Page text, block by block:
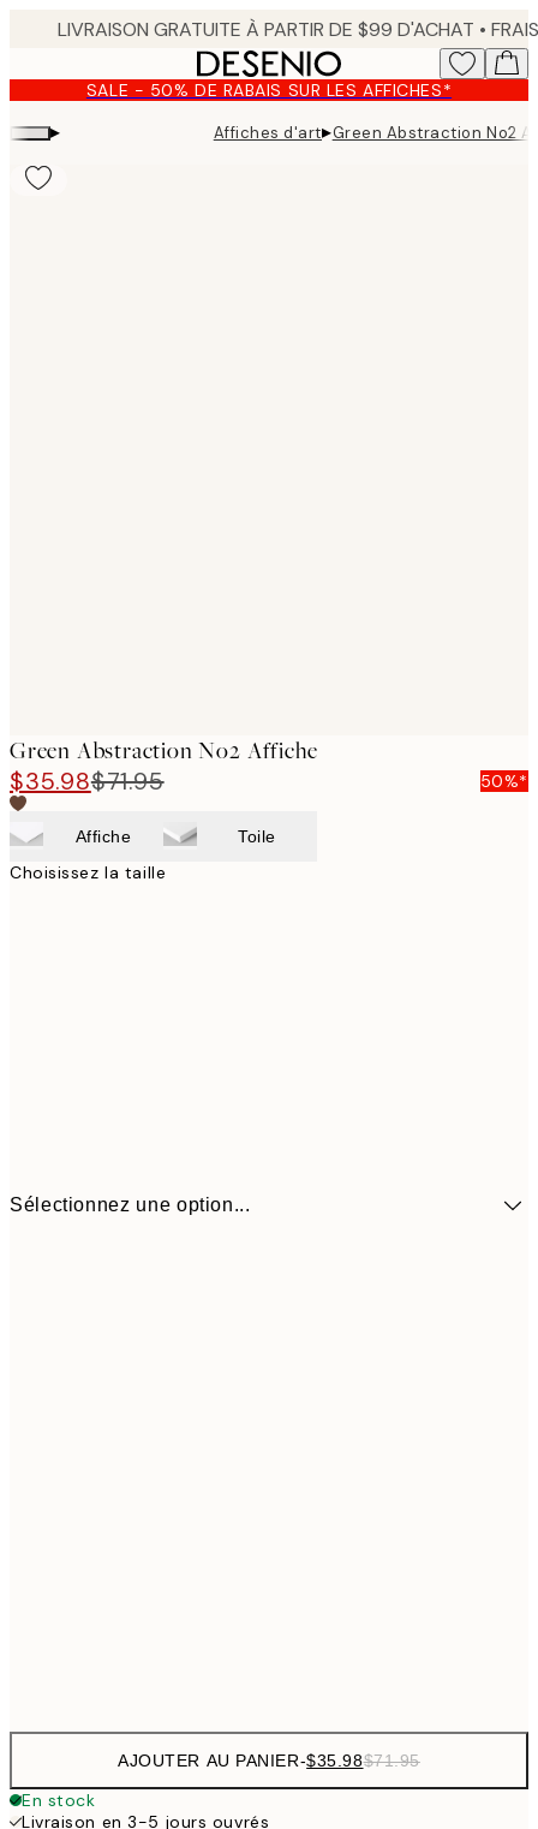
content.SALE - 50% DE RABAIS SUR LES AFFICHES*
▸ Affiches d'art▸Green Abstraction No2
Green Abstraction No2 Affiche
$35.98$71.95 50%*
Affiche Toile
Choisissez la taille
Sélectionnez une option...
AJOUTER AU PANIER-$35.98$71.95
En stock
Livraison en 3-5 jours ouvrés